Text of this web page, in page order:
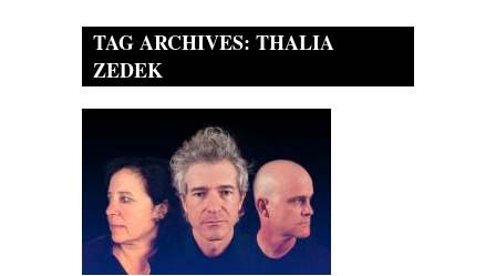
TAG ARCHIVES: THALIA
ZEDEK